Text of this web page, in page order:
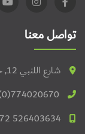
تواصل معنا
شارع اللنبي 12, حيفا 3309250
526403634